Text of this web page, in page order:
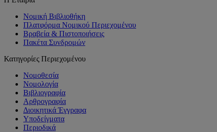
Νομική Βιβλιοθήκη
Πλατφόρμα Νομικού Περιεχομένου
Βραβεία & Πιστοποιήσεις
Πακέτα Συνδρομών
Κατηγορίες Περιεχομένου
Νομοθεσία
Νομολογία
Βιβλιογραφία
Αρθρογραφία
Διοικητικά Έγγραφα
Υποδείγματα
Περιοδικά